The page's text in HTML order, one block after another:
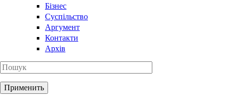
Бізнес
Суспільство
Аргумент
Контакти
Архів